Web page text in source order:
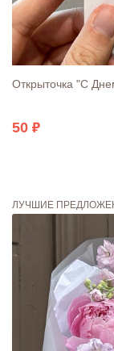
Открыточка "С
50
ЛУЧШИЕ